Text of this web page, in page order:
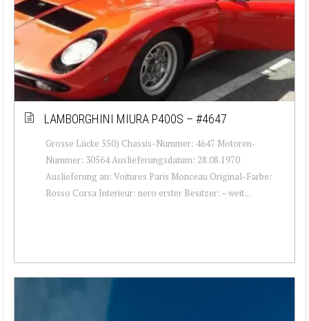
LAMBORGHINI MIURA P400S – #4647
Grosse Lücke 550) Chassis-Nummer: 4647 Motoren-
Nummer: 30564 Auslieferungsdatum: 28.08.1970
Auslieferung an: Voitures Paris Monceau Original-Farbe:
Rosso Corsa Interieur: nero erster Besitzer: – weit...